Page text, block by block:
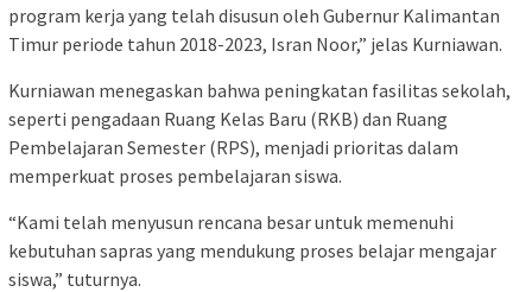
program kerja yang telah disusun oleh Gubernur Kalimantan
Timur periode tahun 2018-2023, Isran Noor,” jelas Kurniawan.
Kurniawan menegaskan bahwa peningkatan fasilitas sekolah,
seperti pengadaan Ruang Kelas Baru (RKB) dan Ruang
Pembelajaran Semester (RPS), menjadi prioritas dalam
memperkuat proses pembelajaran siswa.
“Kami telah menyusun rencana besar untuk memenuhi
kebutuhan sapras yang mendukung proses belajar mengajar
siswa,” tuturnya.